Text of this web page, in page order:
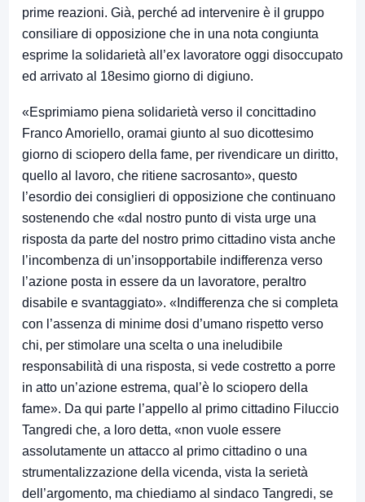
prime reazioni. Già, perché ad intervenire è il gruppo
consiliare di opposizione che in una nota congiunta
esprime la solidarietà all’ex lavoratore oggi disoccupato
ed arrivato al 18esimo giorno di digiuno.
«Esprimiamo piena solidarietà verso il concittadino
Franco Amoriello, oramai giunto al suo dicottesimo
giorno di sciopero della fame, per rivendicare un diritto,
quello al lavoro, che ritiene sacrosanto», questo
l’esordio dei consiglieri di opposizione che continuano
sostenendo che «dal nostro punto di vista urge una
risposta da parte del nostro primo cittadino vista anche
l’incombenza di un’insopportabile indifferenza verso
l’azione posta in essere da un lavoratore, peraltro
disabile e svantaggiato». «Indifferenza che si completa
con l’assenza di minime dosi d’umano rispetto verso
chi, per stimolare una scelta o una ineludibile
responsabilità di una risposta, si vede costretto a porre
in atto un’azione estrema, qual’è lo sciopero della
fame». Da qui parte l’appello al primo cittadino Filuccio
Tangredi che, a loro detta, «non vuole essere
assolutamente un attacco al primo cittadino o una
strumentalizzazione della vicenda, vista la serietà
dell’argomento, ma chiediamo al sindaco Tangredi, se